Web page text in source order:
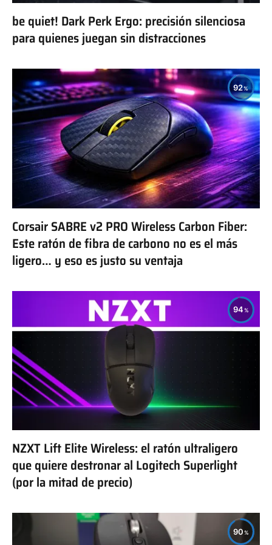
be quiet! Dark Perk Ergo: precisión silenciosa
para quienes juegan sin distracciones
92
Corsair SABRE v2 PRO Wireless Carbon Fiber:
Este ratón de fibra de carbono no es el más
ligero… y eso es justo su ventaja
94
NZXT Lift Elite Wireless: el ratón ultraligero
que quiere destronar al Logitech Superlight
(por la mitad de precio)
90